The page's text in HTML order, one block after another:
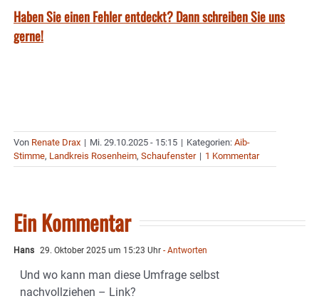
Haben Sie einen Fehler entdeckt? Dann schreiben Sie uns
gerne!
Von Renate Drax | Mi. 29.10.2025 - 15:15 | Kategorien: Aib-
Stimme, Landkreis Rosenheim, Schaufenster | 1 Kommentar
Ein Kommentar
Hans 29. Oktober 2025 um 15:23 Uhr - Antworten
Und wo kann man diese Umfrage selbst
nachvollziehen – Link?